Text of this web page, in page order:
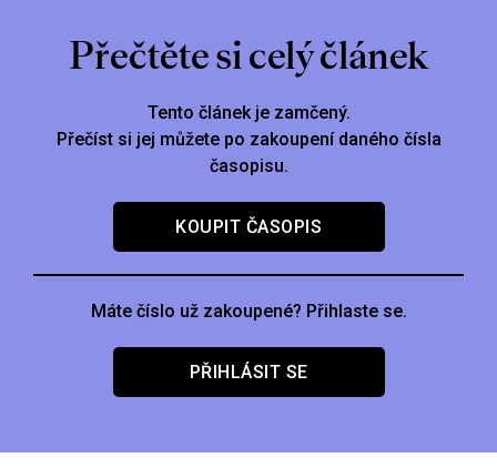
Přečtěte si celý článek
Tento článek je zamčený.
Přečíst si jej můžete po zakoupení daného čísla
časopisu.
KOUPIT ČASOPIS
Máte číslo už zakoupené? Přihlaste se.
PŘIHLÁSIT SE